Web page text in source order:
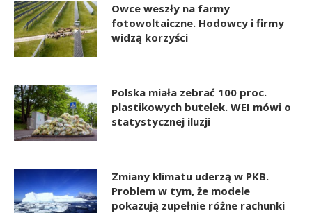
Owce weszły na farmy
fotowoltaiczne. Hodowcy i firmy
widzą korzyści
Polska miała zebrać 100 proc.
plastikowych butelek. WEI mówi o
statystycznej iluzji
Zmiany klimatu uderzą w PKB.
Problem w tym, że modele
pokazują zupełnie różne rachunki